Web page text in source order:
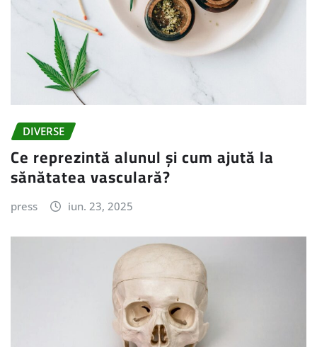
DIVERSE
Ce reprezintă alunul și cum ajută la
sănătatea vasculară?
press iun. 23, 2025